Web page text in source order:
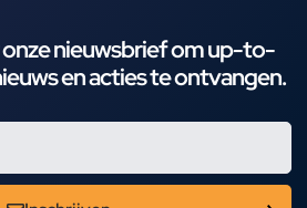
onze nieuwsbrief om up-to-
en acties te ontvangen.